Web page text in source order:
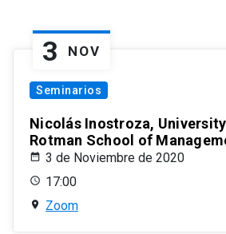
3 NOV
Seminarios
Nicolás Inostroza,
Rotman School of
3 de Noviembre de 2020
17:00
Zoom